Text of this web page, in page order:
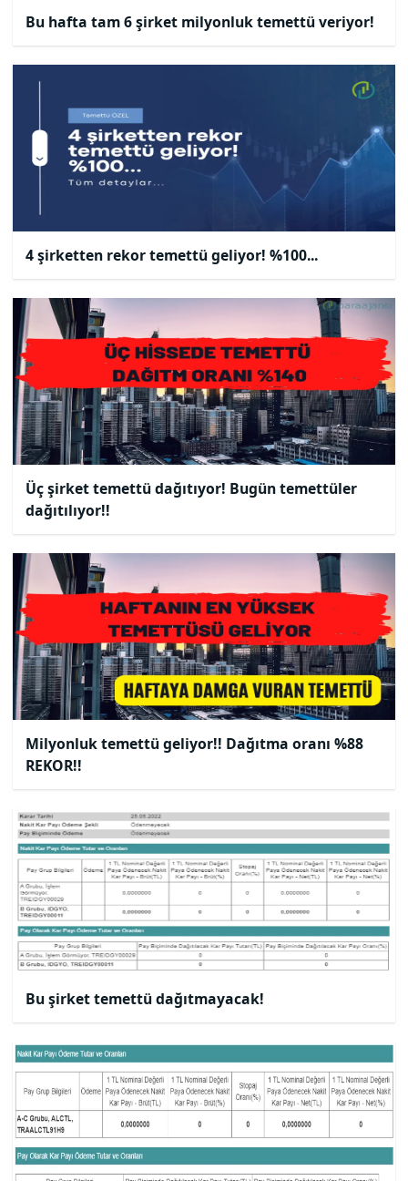
Bu hafta tam 6 şirket milyonluk temettü veriyor!
4 şirketten rekor temettü geliyor! %100...
Üç şirket temettü dağıtıyor! Bugün temettüler
dağıtılıyor!!
Milyonluk temettü geliyor!! Dağıtma oranı %88
REKOR!!
Bu şirket temettü dağıtmayacak!